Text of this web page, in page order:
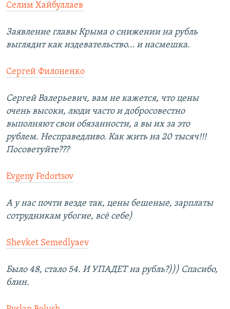
Селим Хайбуллаев
Заявление главы Крыма о снижении на рубль
выглядит как издевательство… и насмешка.
Сергей Филоненко
Сергей Валерьевич, вам не кажется, что цены
очень высоки, люди часто и добросовестно
выполняют свои обязанности, а вы их за это
рублем. Несправедливо. Как жить на 20 тысяч!!!
Посоветуйте???
Evgeny Fedortsov
А у нас почти везде так, цены бешеные, зарплаты
сотрудникам убогие, всё себе)
Shevket Semedlyaev
Было 48, стало 54. И УПАДЕТ на рубль?))) Спасибо,
блин.